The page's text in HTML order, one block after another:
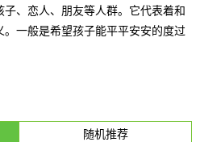
、恋人、朋友等人群。它代表着和
一般是希望孩子能平平安安的度过
随机推荐